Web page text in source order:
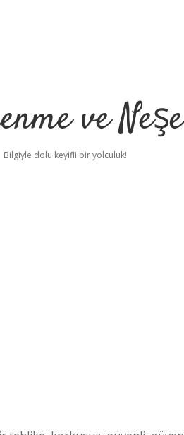
ve Neşe
Bilgiyle dolu keyifli bir yolculuk!